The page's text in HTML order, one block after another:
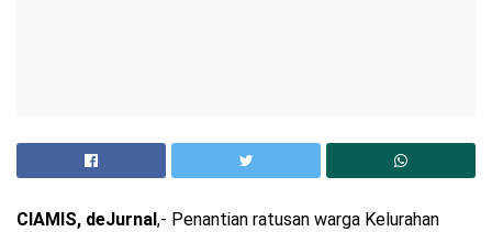
CIAMIS, deJurnal ,- Penantian ratusan warga Kelurahan